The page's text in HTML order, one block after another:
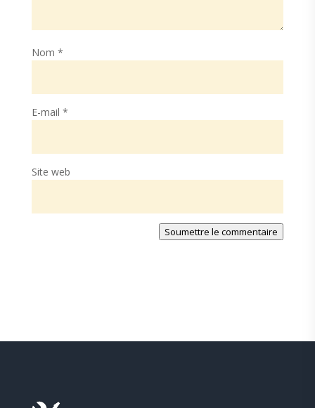
Nom *
E-mail *
Site web
Soumettre le commentaire